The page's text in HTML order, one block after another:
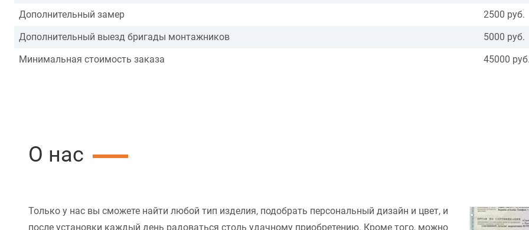
Дополнительный замер
2500 руб.
Дополнительный выезд бригады монтажников
5000 руб.
Минимальная стоимость заказа
45000 руб.
О нас
Только у нас вы сможете найти любой тип изделия, подобрать персональный дизайн и цвет, и
после установки каждый день радоваться столь удачному приобретению. Кроме того, можно